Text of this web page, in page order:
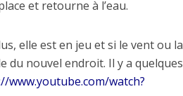
et retourne à l’eau.
elle est en jeu et si le vent ou la
du nouvel endroit. Il y a quelques
www.youtube.com/watch?